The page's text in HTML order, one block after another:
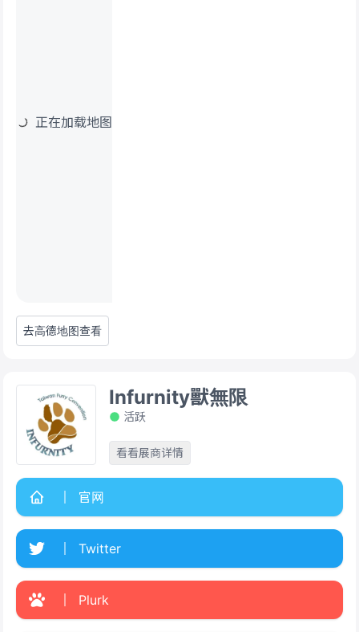
正在加载地图
去高德地图查看
Infurnity獸無限
活跃
看看展商详情
官网
Twitter
Plurk